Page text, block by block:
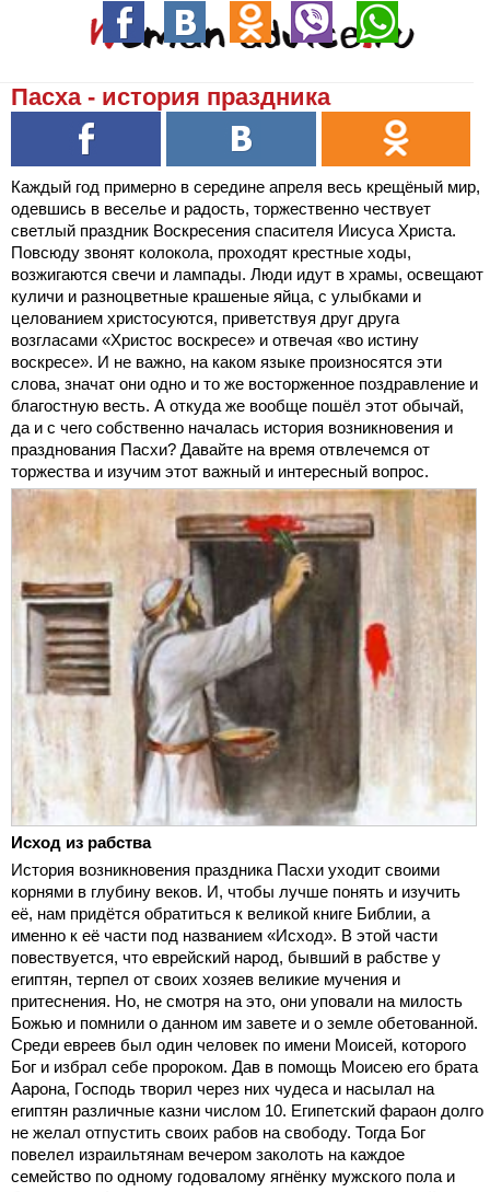
Пасха - история праздника
Каждый год примерно в середине апреля весь крещёный мир,
одевшись в веселье и радость, торжественно чествует
светлый праздник Воскресения спасителя Иисуса Христа.
Повсюду звонят колокола, проходят крестные ходы,
возжигаются свечи и лампады. Люди идут в храмы, освещают
куличи и разноцветные крашеные яйца, с улыбками и
целованием христосуются, приветствуя друг друга
возгласами «Христос воскресе» и отвечая «во истину
воскресе». И не важно, на каком языке произносятся эти
слова, значат они одно и то же восторженное поздравление и
благостную весть. А откуда же вообще пошёл этот обычай,
да и с чего собственно началась история возникновения и
празднования Пасхи? Давайте на время отвлечемся от
торжества и изучим этот важный и интересный вопрос.
Исход из рабства
История возникновения праздника Пасхи уходит своими
корнями в глубину веков. И, чтобы лучше понять и изучить
её, нам придётся обратиться к великой книге Библии, а
именно к её части под названием «Исход». В этой части
повествуется, что еврейский народ, бывший в рабстве у
египтян, терпел от своих хозяев великие мучения и
притеснения. Но, не смотря на это, они уповали на милость
Божью и помнили о данном им завете и о земле обетованной.
Среди евреев был один человек по имени Моисей, которого
Бог и избрал себе пророком. Дав в помощь Моисею его брата
Аарона, Господь творил через них чудеса и насылал на
египтян различные казни числом 10. Египетский фараон долго
не желал отпустить своих рабов на свободу. Тогда Бог
повелел израильтянам вечером заколоть на каждое
семейство по одному годовалому ягнёнку мужского пола и